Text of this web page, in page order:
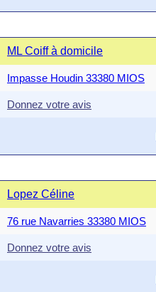
ML Coiff à domicile
Impasse Houdin 33380 MIOS
Donnez votre avis
Lopez Céline
76 rue Navarries 33380 MIOS
Donnez votre avis